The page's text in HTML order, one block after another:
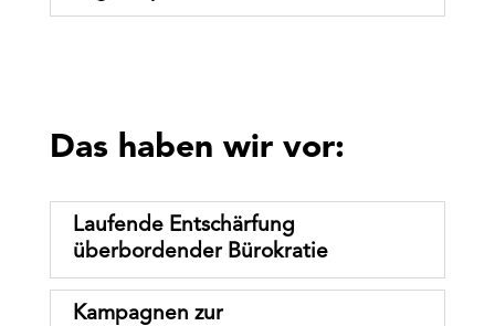
Das haben wir vor:
Laufende Entschärfung
überbordender Bürokratie
Kampagnen zur